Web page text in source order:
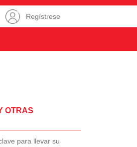
Regístrese
OTRAS
para llevar su